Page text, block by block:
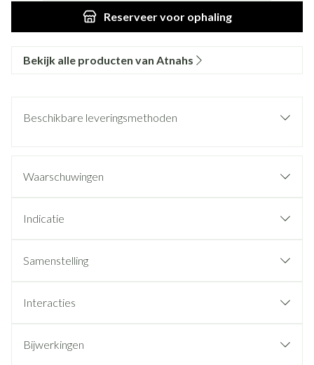
Reserveervoor ophaling
Bekijk alle producten van Atnahs
Beschikbare leveringsmethoden
Waarschuwingen
Indicatie
Samenstelling
Interacties
Bijwerkingen